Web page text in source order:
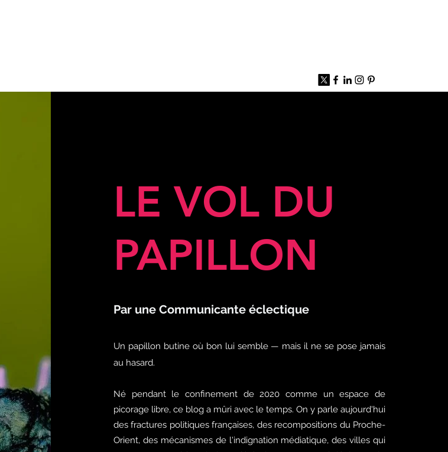
LE VOL DU
PAPILLON
Par une Communicante éclectique
Un papillon butine où bon lui semble — mais il ne se pose jamais
au hasard.
Né pendant le confinement de 2020 comme un espace de
picorage libre, ce blog a mûri avec le temps. On y parle aujourd'hui
des fractures politiques françaises, des recompositions du Proche-
Orient, des mécanismes de l'indignation médiatique, des villes qui